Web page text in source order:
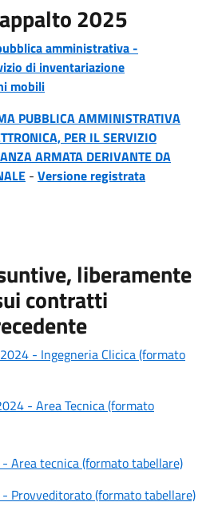
2025
amministrativa -
di inventariazione
mobili
PUBBLICA AMMINISTRATIVA
PER IL SERVIZIO
ARMATA DERIVANTE DA
- Versione registrata
liberamente
contratti
- Ingegneria Clicica (formato
- Area Tecnica (formato
Area tecnica (formato tabellare)
Provveditorato (formato tabellare)